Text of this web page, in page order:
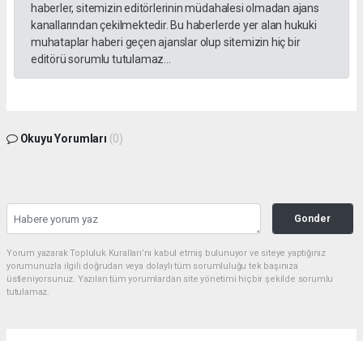
haberler, sitemizin editörlerinin müdahalesi olmadan ajans
kanallarından çekilmektedir. Bu haberlerde yer alan hukuki
muhataplar haberi geçen ajanslar olup sitemizin hiç bir
editörü sorumlu tutulamaz...
Okuyu Yorumları (0)
Gonder
Yorum yazarak Topluluk Kuralları’nı kabul etmiş bulunuyor ve siteye yaptığınız
yorumunuzla ilgili doğrudan veya dolaylı tüm sorumluluğu tek başınıza
üstleniyorsunuz. Yazılan tüm yorumlardan site yönetimi hiçbir şekilde sorumlu
tutulamaz.